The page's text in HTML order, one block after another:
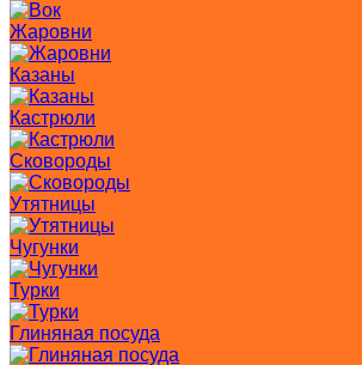
Жаровни
Казаны
Кастрюли
Сковороды
Утятницы
Чугунки
Турки
Глиняная посуда